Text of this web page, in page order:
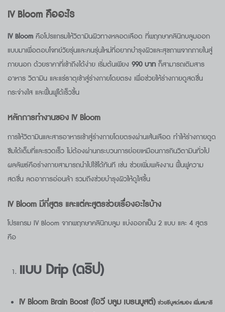
IV Bloom คืออะไร
IV Bloom คือโปรแกรมให้วิตามินผิวทางหลอดเลือด ที่พฤกษาคลินิกบลูมออก
แบบมาเพื่อตอบโจทย์วัยรุ่นและคนรุ่นใหม่ที่อยากบำรุงผิวและสุขภาพจากภายในสู่
ภายนอก ด้วยราคาที่เข้าถึงได้ง่าย เริ่มต้นเพียง 990 บาท ก็สามารถเติมสาร
อาหาร วิตามิน และแร่ธาตุเข้าสู่ร่างกายโดยตรง เพื่อช่วยให้ร่างกายดูสดชื่น
กระจ่างใส และฟื้นฟูได้เร็วขึ้น
หลักการทำงานของ IV Bloom
การให้วิตามินและสารอาหารเข้าสู่ร่างกายโดยตรงผ่านเส้นเลือด ทำให้ร่างกายดูด
ซึมได้เต็มที่และรวดเร็ว ไม่ต้องผ่านกระบวนการย่อยเหมือนการกินวิตามินทั่วไป
ผลลัพธ์คือร่างกายสามารถนำไปใช้ได้ทันที เช่น ช่วยเพิ่มพลังงาน ฟื้นฟูความ
สดชื่น ลดอาการอ่อนล้า รวมถึงช่วยบำรุงผิวให้ดูใสขึ้น
IV Bloom มีกี่สูตร และแต่ละสูตรช่วยเรื่องอะไรบ้าง
โปรแกรม IV Bloom จากพฤกษาคลินิกบลูม แบ่งออกเป็น 2 แบบ และ 4 สูตร
คือ
แบบ Drip(ดริป)
IV Bloom Brain Boost(ไอวี บลูมเบรนบูสต์)ช่วยรีบูสต์สมอง เพิ่มสมาธิ